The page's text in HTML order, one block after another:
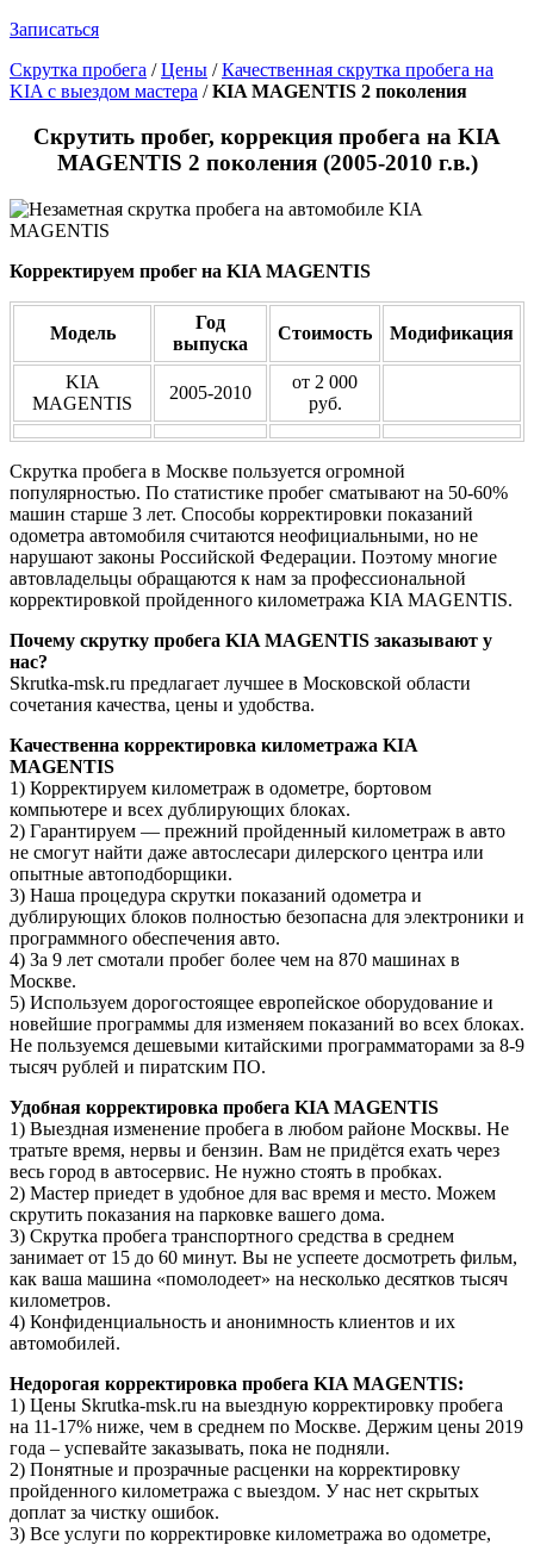
Записаться
Скрутка пробега /Цены /Качественная скрутка пробега на
KIA с выездом мастера /KIA MAGENTIS 2 поколения
Скрутить пробег, коррекция пробега на KIA
MAGENTIS 2 поколения (2005-2010 г.в.)
Корректируем пробег на KIA MAGENTIS
Модель
Год
выпуска
Стоимость Модификация
KIA
MAGENTIS
2005-2010
от 2 000
руб.
Скрутка пробега в Москве пользуется огромной
популярностью. По статистике пробег сматывают на 50-60%
машин старше 3 лет. Способы корректировки показаний
одометра автомобиля считаются неофициальными, но не
нарушают законы Российской Федерации. Поэтому многие
автовладельцы обращаются к нам за профессиональной
корректировкой пройденного километража KIA MAGENTIS.
Почему скрутку пробега KIA MAGENTIS заказывают у
нас?
Skrutka-msk.ru предлагает лучшее в Московской области
сочетания качества, цены и удобства.
Качественна корректировка километража KIA
MAGENTIS
1) Корректируем километраж в одометре, бортовом
компьютере и всех дублирующих блоках.
2) Гарантируем — прежний пройденный километраж в авто
не смогут найти даже автослесари дилерского центра или
опытные автоподборщики.
3) Наша процедура скрутки показаний одометра и
дублирующих блоков полностью безопасна для электроники и
программного обеспечения авто.
4) За 9 лет смотали пробег более чем на 870 машинах в
Москве.
5) Используем дорогостоящее европейское оборудование и
новейшие программы для изменяем показаний во всех блоках.
Не пользуемся дешевыми китайскими программаторами за 8-9
тысяч рублей и пиратским ПО.
Удобная корректировка пробега KIA MAGENTIS
1) Выездная изменение пробега в любом районе Москвы. Не
тратьте время, нервы и бензин. Вам не придётся ехать через
весь город в автосервис. Не нужно стоять в пробках.
2) Мастер приедет в удобное для вас время и место. Можем
скрутить показания на парковке вашего дома.
3) Скрутка пробега транспортного средства в среднем
занимает от 15 до 60 минут. Вы не успеете досмотреть фильм,
как ваша машина «помолодеет» на несколько десятков тысяч
километров.
4) Конфиденциальность и анонимность клиентов и их
автомобилей.
Недорогая корректировка пробега KIA MAGENTIS:
1) Цены Skrutka-msk.ru на выездную корректировку пробега
на 11-17% ниже, чем в среднем по Москве. Держим цены 2019
года – успевайте заказывать, пока не подняли.
2) Понятные и прозрачные расценки на корректировку
пройденного километража с выездом. У нас нет скрытых
доплат за чистку ошибок.
3) Все услуги по корректировке километража во одометре,